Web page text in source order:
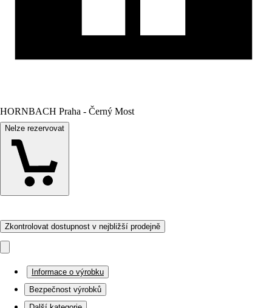
HORNBACH Praha - Černý Most
Nelze rezervovat
Zkontrolovat dostupnost v nejbližší prodejně
Informace o výrobku
Bezpečnost výrobků